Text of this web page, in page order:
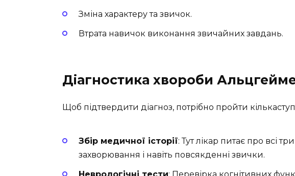
Зміна характеру та звичок.
Втрата навичок виконання звичайних завдань.
Діагностика хвороби
Щоб підтвердити діагноз, потрібно пройти
Збір медичної історії: Тут лікар питає про всі
захворювання і навіть повсякденні звички.